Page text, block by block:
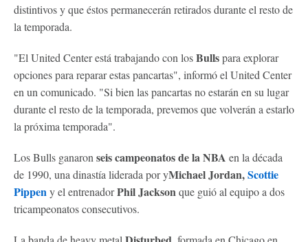
distintivos y que éstos permanecerán retirados durante el resto de
la temporada.
"El United Center está trabajando con losBullspara explorar
opciones para reparar estas pancartas", informó el United Center
en un comunicado. "Si bien las pancartas no estarán en su lugar
durante el resto de la temporada, prevemos que volverán a estarlo
la próxima temporada".
Los Bulls ganaron seis campeonatos de la NBA en la década
de 1990, una dinastía liderada por yMichael Jordan,Scottie
Pippeny el entrenadorPhil Jacksonque guió al equipo a dos
tricampeonatos consecutivos.